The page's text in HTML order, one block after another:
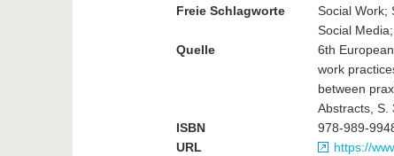
Freie Schlagworte
Social Work;
Social
Quelle
6th
work
between
Abstracts, S.
ISBN
978-989-
URL
https://